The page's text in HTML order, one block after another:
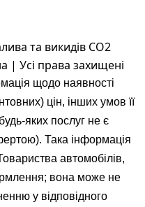
та викидів СО2
| Усі права захищені
щодо наявності
цін, інших умов її
яких послуг не є
Така інформація
автомобілів,
вона може не
у відповідного